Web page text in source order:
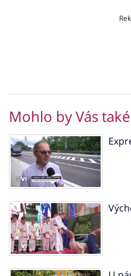
Mohlo by Vás